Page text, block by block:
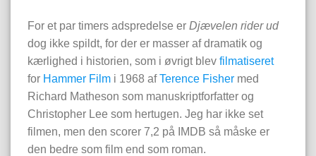
For et par timers adspredelse er Djævelen rider ud
dog ikke spildt, for der er masser af dramatik og
kærlighed i historien, som i øvrigt blev filmatiseret
for Hammer Film i 1968 afTerence Fisher med
Richard Matheson som manuskriptforfatter og
Christopher Lee som hertugen. Jeg har ikke set
filmen, men den scorer 7,2 på IMDB så måske er
den bedre som film end som roman.